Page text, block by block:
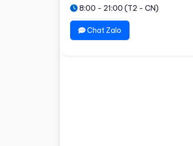
8:00 - 21:00 (T2 - CN)
Chat Zalo